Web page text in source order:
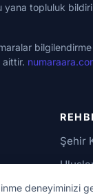
deneyiminizi
topluluk
aittir.
Şehir